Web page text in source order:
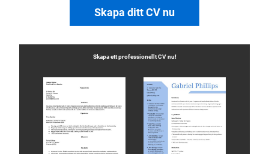
Skapa ditt CV nu
Skapa ett professionelltCVnu!